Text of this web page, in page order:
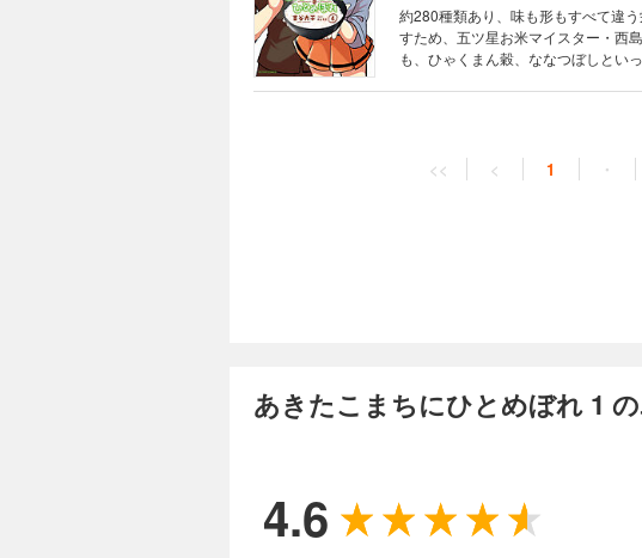
約280種類あり、味も形もすべて違
すため、五ツ星お米マイスター・西
も、ひゃくまん穀、ななつぼしとい
<< < 1 ・
あきたこまちにひとめぼれ 1
4.6